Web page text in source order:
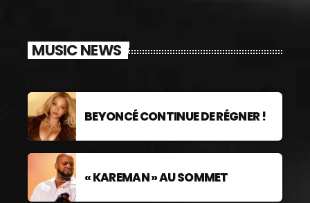
MUSIC NEWS
BEYONCÉ CONTINUE DE RÉGNER !
« KAREMAN » AU SOMMET